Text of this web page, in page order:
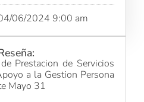
06/2024 9:00 am
Prestacion de Servicios
a la Gestion Persona
Mayo 31